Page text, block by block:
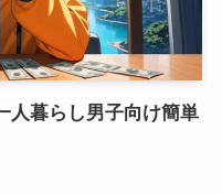
人暮らし男子向け簡単